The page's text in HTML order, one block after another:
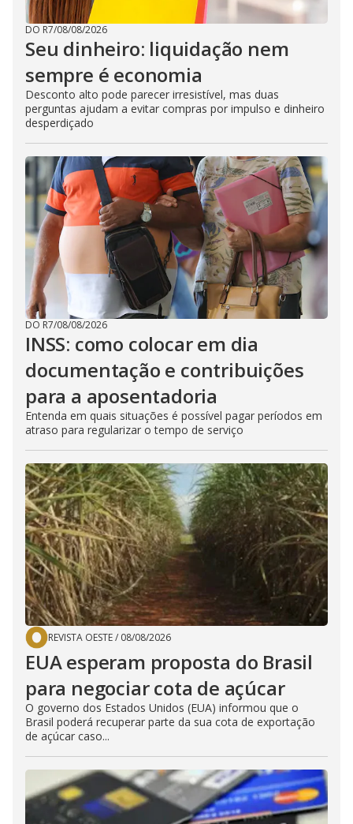
DO R7/08/08/2026
Seu dinheiro: liquidação nem
sempre é economia
Desconto alto pode parecer irresistível, mas duas
perguntas ajudam a evitar compras por impulso e dinheiro
desperdiçado
DO R7/08/08/2026
INSS: como colocar em dia
documentação e contribuições
para a aposentadoria
Entenda em quais situações é possível pagar períodos em
atraso para regularizar o tempo de serviço
REVISTA OESTE/ 08/08/2026
EUA esperam proposta do Brasil
para negociar cota de açúcar
O governo dos Estados Unidos (EUA) informou que o
Brasil poderá recuperar parte da sua cota de exportação
de açúcar caso...